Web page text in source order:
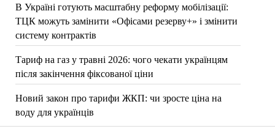
В Україні готують масштабну реформу мобілізації:
ТЦК можуть замінити «Офісами резерву+» і змінити
систему контрактів
Тариф на газ у травні 2026: чого чекати українцям
після закінчення фіксованої ціни
Новий закон про тарифи ЖКП: чи зросте ціна на
воду для українців